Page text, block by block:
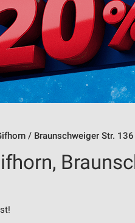
/ Braunschweiger Str.